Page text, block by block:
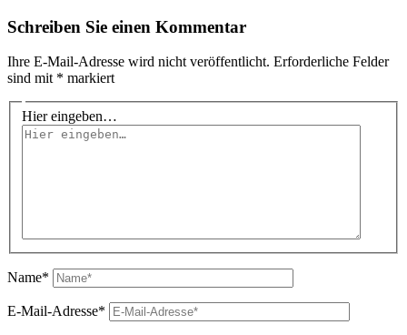
Schreiben Sie einen Kommentar
Ihre E-Mail-Adresse wird nicht veröffentlicht. Erforderliche Felder
sind mit * markiert
Hier eingeben…
Name*
E-Mail-Adresse*